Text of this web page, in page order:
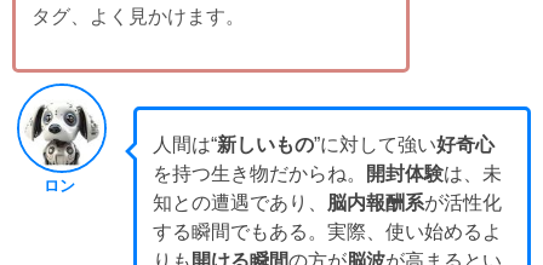
タグ、よく見かけます。
ロン
人間は“新しいもの”に対して強い好奇心
を持つ生き物だからね。
開封体験は、未
知との遭遇であり、 脳内報酬系が活性化
する瞬間でもある。実際、使い始めるよ